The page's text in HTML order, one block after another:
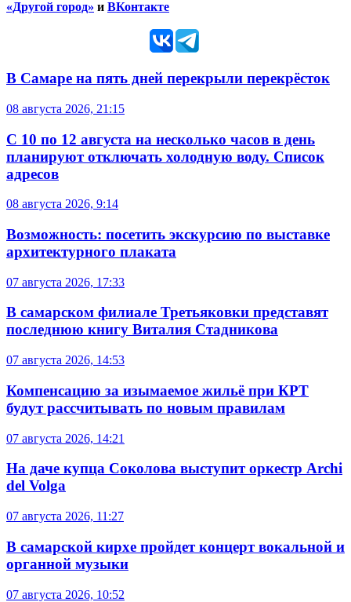
«Другой город» и ВКонтакте
В Самаре на пять дней перекрыли перекрёсток
08 августа 2026, 21:15
С 10 по 12 августа на несколько часов в день
планируют отключать холодную воду. Список
адресов
08 августа 2026, 9:14
Возможность: посетить экскурсию по выставке
архитектурного плаката
07 августа 2026, 17:33
В самарском филиале Третьяковки представят
последнюю книгу Виталия Стадникова
07 августа 2026, 14:53
Компенсацию за изымаемое жильё при КРТ
будут рассчитывать по новым правилам
07 августа 2026, 14:21
На даче купца Соколова выступит оркестр Archi
del Volga
07 августа 2026, 11:27
В самарской кирхе пройдет концерт вокальной и
органной музыки
07 августа 2026, 10:52